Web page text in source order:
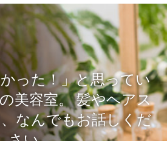
った！」と思ってい
美容室。髪やヘアス
なんでもお話しくだ